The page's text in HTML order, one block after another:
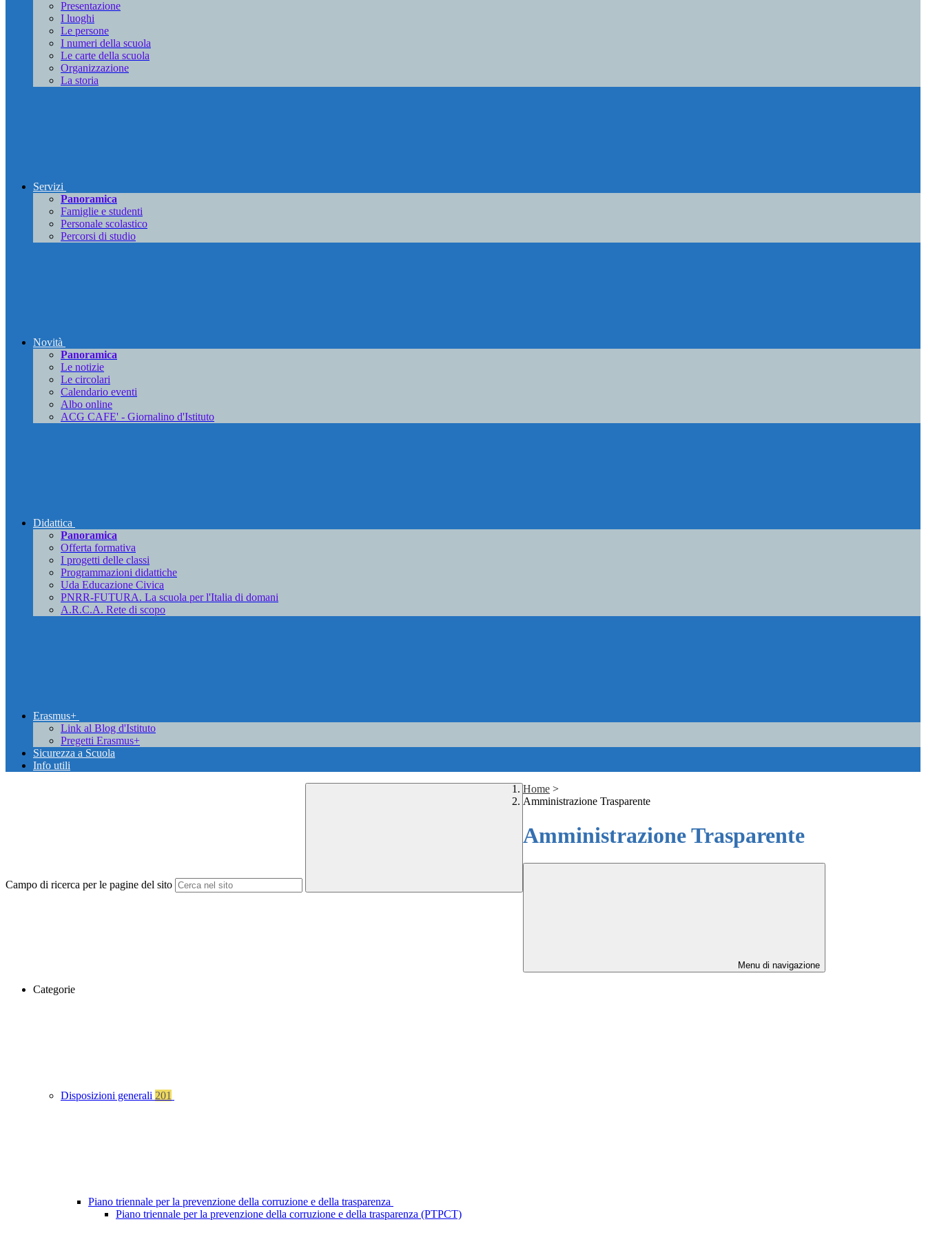
Presentazione
I luoghi
Le persone
I numeri della scuola
Le carte della scuola
Organizzazione
La storia
Servizi
Panoramica
Famiglie e studenti
Personale scolastico
Percorsi di studio
Novità
Panoramica
Le notizie
Le circolari
Calendario eventi
Albo online
ACG CAFE' - Giornalino d'Istituto
Didattica
Panoramica
Offerta formativa
I progetti delle classi
Programmazioni didattiche
Uda Educazione Civica
PNRR-FUTURA. La scuola per l'Italia di domani
A.R.C.A. Rete di scopo
Erasmus+
Link al Blog d'Istituto
Pregetti Erasmus+
Sicurezza a Scuola
Info utili
Campo di ricerca per le pagine del sito
Home >
Amministrazione Trasparente
Amministrazione Trasparente
Menu di navigazione
Categorie
Disposizioni generali 201
Piano triennale per la prevenzione della corruzione e della trasparenza
Piano triennale per la prevenzione della corruzione e della trasparenza (PTPCT)